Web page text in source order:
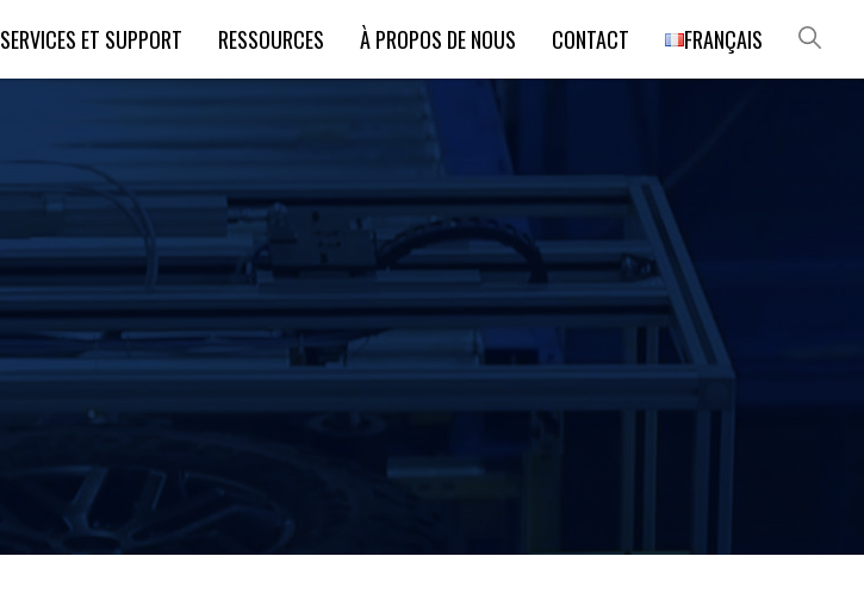
SERVICES ET SUPPORT RESSOURCES À PROPOS DE NOUS CONTACT FRANÇAIS